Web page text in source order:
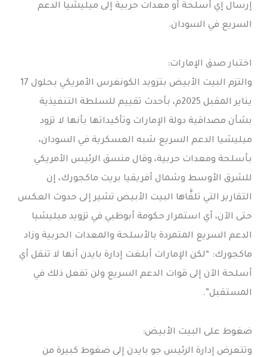
إرسال إي أسلحة أو معدات حربية إلى ميليشيا الدعم
السريع في السودان.
اختبار صدق الإمارات:
والتزم البيت الأبيض بتزويد الكونغرس الأمريكي بحلول 17
يناير المقبل 2025م، بأحدث تقييم للسلطة التنفيذية
بشأن مصداقية دولة الإمارات وتأكيداتها بأنها لا تزود
ميليشيا الدعم السريع شبه العسكرية في السودان،
بأسلحة ومعدات حربية، وقال منسق الرئيس الأمريكي
للشرق الأوسط وشمال أفريقيا بريت ماكجورك، إن
التقارير التي تلقَّاها البيت الأبيض تشير إلى حدوث العكس
حتى الآن، أي استمرار حكومة أبوظبي في تزويد ميليشيا
الدعم السريع المتمردة بالأسلحة والمعدات الحربية وزاد
ماكجورك: “لكن الإمارات أبلغت إدارة بايدن أنها لا تنقل أي
أسلحة الآن إلى قوات الدعم السريع ولن تفعل ذلك في
المستقبل”.
ضغوط على البيت الأبيض:
وتتعرض إدارة الرئيس جو بايدن إلى ضغوط كبيرة من